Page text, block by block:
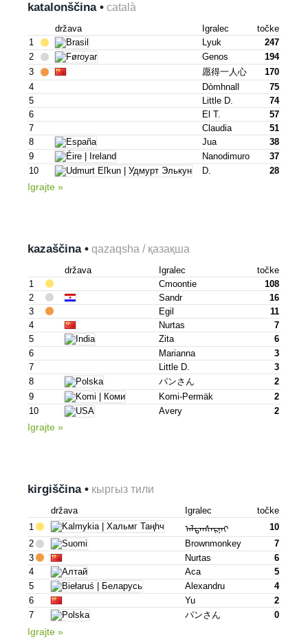
katalonščina • català
država Igralec
točke
1
Lyuk
247
2
Genos
194
3
愿得一人心
170
4
Dòmhnall
75
5
Little D.
74
6
El T.
57
7
Claudia
51
8
Jua
38
9
Nanodimuro
37
10
D. 28
Igrajte »
kazaščina • qazaqsha / қазақша
država Igralec
točke
1
Cmoontie
108
2
Sandr
16
3
Egil
11
4
Nurtas
7
5
Zita
6
6
Marianna
3
7
Little D.
3
8
パンさん
2
9
Komi-Permäk
2
10
Avery 2
Igrajte »
kirgiščina • кыргыз тили
država Igralec
točke
1
ᠠᠯᠲᠠᠨᠰᠠᠷᠨᠠᠢ
10
2
Brownmonkey
7
3
Nurtas
6
4
Аса
5
5
Alexandru
4
6
Yu
2
7
パンさん 0
Igrajte »